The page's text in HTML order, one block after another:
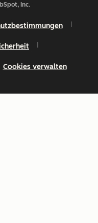
Inc.
Cookies verwalten